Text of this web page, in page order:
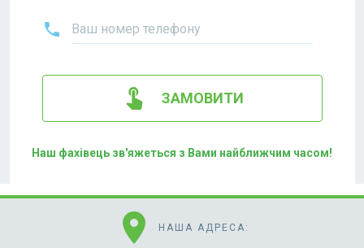
phone Ваш номер телефону
touch_app ЗАМОВИТИ
Наш фахівець зв'яжеться з Вами найближчим часом!
location_on НАША АДРЕСА: